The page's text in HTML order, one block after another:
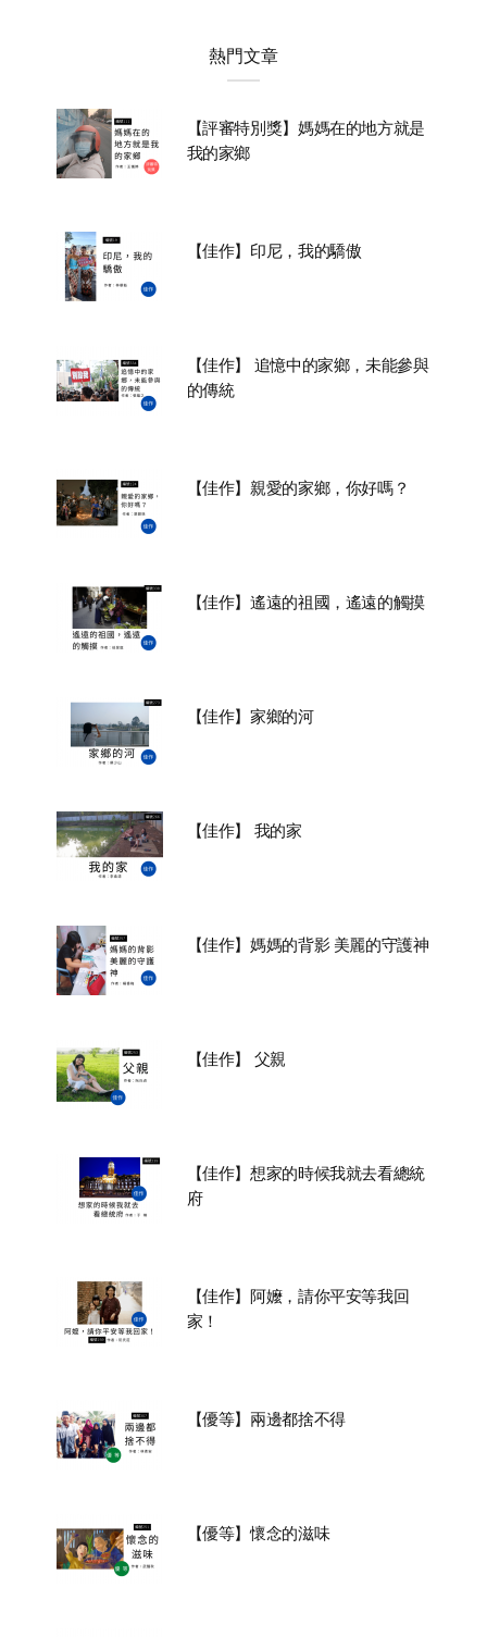
熱門文章
【評審特別獎】媽媽在的地方就是
我的家鄉
【佳作】印尼，我的驕傲
【佳作】 追憶中的家鄉，未能參與
的傳統
【佳作】親愛的家鄉，你好嗎？
【佳作】遙遠的祖國，遙遠的觸摸
【佳作】家鄉的河
【佳作】 我的家
【佳作】媽媽的背影 美麗的守護神
【佳作】 父親
【佳作】想家的時候我就去看總統
府
【佳作】阿嬤，請你平安等我回
家！
【優等】兩邊都捨不得
【優等】懷念的滋味